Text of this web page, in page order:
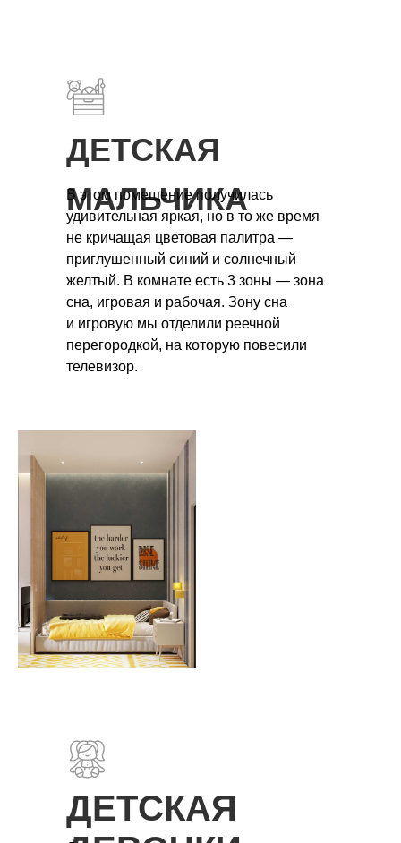
ДЕТСКАЯ
МАЛЬЧИКА
В этом помещение получилась
удивительная яркая, но в то же время
не кричащая цветовая палитра —
приглушенный синий и солнечный
желтый. В комнате есть 3 зоны — зона
сна, игровая и рабочая. Зону сна
и игровую мы отделили реечной
перегородкой, на которую повесили
телевизор.
ДЕТСКАЯ